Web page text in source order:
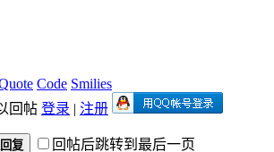
Code Smilies
回帖 登录 | 注册
复 回帖后跳转到最后一页